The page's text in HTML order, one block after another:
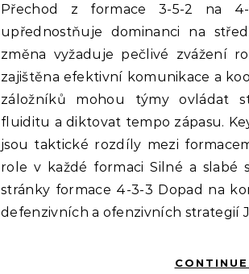
Přechod z formace 3-5-2 na 4-3-3 je strategická změna, která
upřednostňuje dominanci na
změna vyžaduje pečlivé zvážení
zajištěna efektivní komunikace a
záložníků mohou týmy ovládat
fluiditu a diktovat tempo zápasu.
jsou taktické rozdíly mezi
role v každé formaci Silné a slabé
stránky formace 4-3-3 Dopad na
defenzivních a ofenzivních strategií